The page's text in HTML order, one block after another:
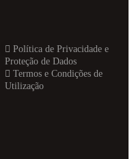
Política de Privacidade e
Proteção de Dados
Termos e Condições de
Utilização